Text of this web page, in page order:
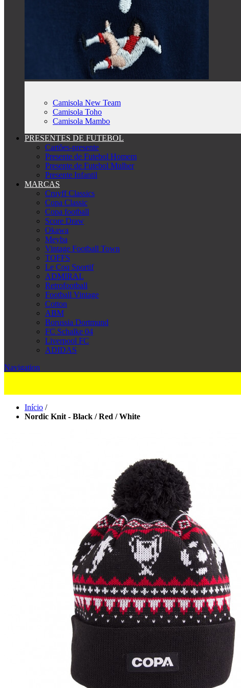
Camisola New Team
Camisola Toho
Camisola Mambo
PRESENTES DE FUTEBOL
Cartões-presente
Presente de Futebol Homem
Presente de Futebol Mulher
Presente Infantil
MARCAS
Cruyff Classics
Copa Classic
Copa football
Score Draw
Okawa
Meyba
Vintage Football Town
TOFFS
Le Coq Sportif
ADMIRAL
Retrofootball
Football Vintage
Cotton
ABM
Borussia Dortmund
FC Schalke 04
Liverpool FC
ADIDAS
Navigation
Início /
Nordic Knit - Black / Red / White